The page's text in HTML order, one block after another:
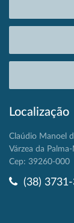
Localização
Claúdio Manoel
Várzea da
Cep: 39260-000
(38)